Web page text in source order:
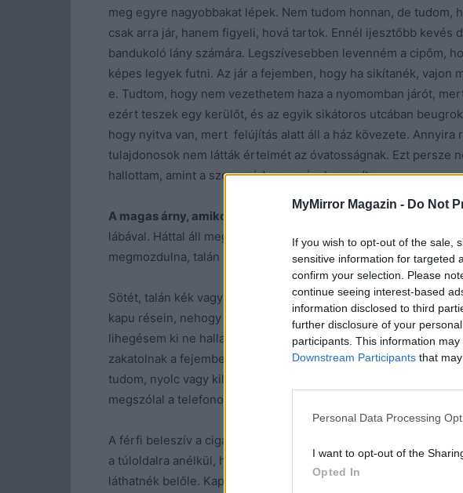
MyMirror Magazin - Do Not
If you wish to opt-out of the sale,
sensitive information for targeted
confirm your selection. Please
continue seeing interest-based
information disclosed to third
further disclosure of your
participants. This information
Downstream Participants that
Personal Data Processing
I want to opt-out of the
Opted In
meg egyre nagyobbakat lépek. Nem tudom honnan, de tudom,
csak arra jár, hanem figyeli, hová tartok. Ennél ijesztőbb kevés
bandukoló lány számára. Legszívesebben levenném a cipőm,
képes legyek futni. Az jár a fejemben, hogy ha sikítanék, vajon
e. Tudtom, hogy nem vezethetem haza a nyomomban járót,
ezért teszek egy kerülőt, és az egyik sikátoros utcában
hogy nyitva van, mert felújítás alatt áll a ház kövezete. Annyira
tulajdonosok nem látták értelmét az óvatosságnak. Ezt persze
hallottam, amint a szomszéd a mamának mondta.
A magas árny, amikor látja, hogy elveszít szem elől, megtorpan
lábával. Háttal áll meg a kopott bejárat előtt. Nem látom az
megmozdulna, talán megpillanthatnék belőle valamit.
Sötét, talán kék vagy fekete kapucnis dzseki van rajta, és
kapu résein, nehogy rájöjjön, fél méter választja el tőlem. A
lihegésem ki ne hallatszódjék.
Mit akarhat tőlem? Miért követ?
zakatolnak a fejemben. A templom harangja hármat kondul,
tudom, nyolc vagy kilenc. Abban reménykedem, hogy mama
megszólal a telefonom, azonnal megtalál.
A férfi beleszív a cigarettájába és elindul
a túloldalra anélkül, hogy bármi is
láthatnék belőle. Kapucniját feldobja a